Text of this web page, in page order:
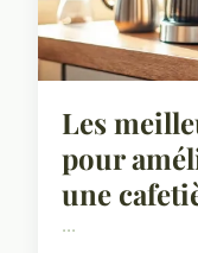
Les
pour
une
...